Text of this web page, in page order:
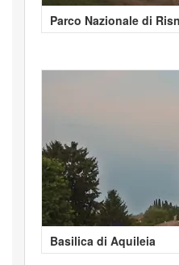
Parco Nazionale di
Basilica di Aquileia